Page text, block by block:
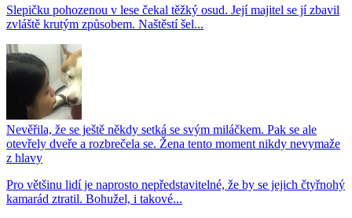
Slepičku pohozenou v lese čekal těžký osud. Její majitel se jí zbavil
zvláště krutým způsobem. Naštěstí šel...
Nevěřila, že se ještě někdy setká se svým miláčkem. Pak se ale
otevřely dveře a rozbrečela se. Žena tento moment nikdy nevymaže
z hlavy
Pro většinu lidí je naprosto nepředstavitelné, že by se jejich čtyřnohý
kamarád ztratil. Bohužel, i takové...